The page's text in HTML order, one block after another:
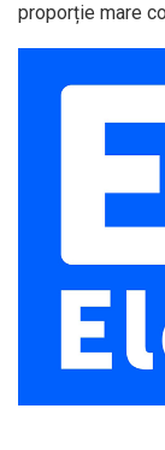
proporție mare